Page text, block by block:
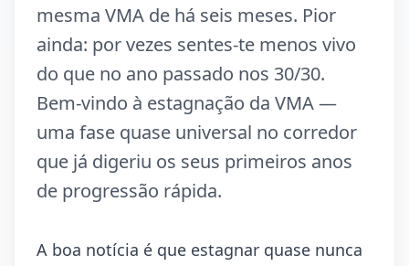
mesma VMA de há seis meses. Pior
ainda: por vezes sentes-te menos vivo
do que no ano passado nos 30/30.
Bem-vindo à estagnação da VMA —
uma fase quase universal no corredor
que já digeriu os seus primeiros anos
de progressão rápida.
A boa notícia é que estagnar quase nunca